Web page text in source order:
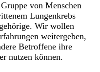
von Menschen
Lungenkrebs
Wir wollen
weitergeben,
Betroffene ihre
nutzen können.